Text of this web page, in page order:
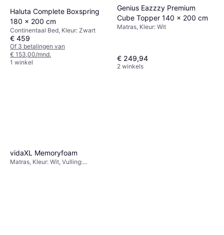
Haluta Complete Boxspring
180 x 200 cm
Continentaal Bed, Kleur: Zwart
€ 459
Of 3 betalingen van
€ 153,00/mnd.
1 winkel
Genius Eazzzy Premium
Cube Topper 140 x 200 cm
Matras, Kleur: Wit
€ 249,94
2 winkels
vidaXL Memoryfoam
Matras, Kleur: Wit, Vulling: